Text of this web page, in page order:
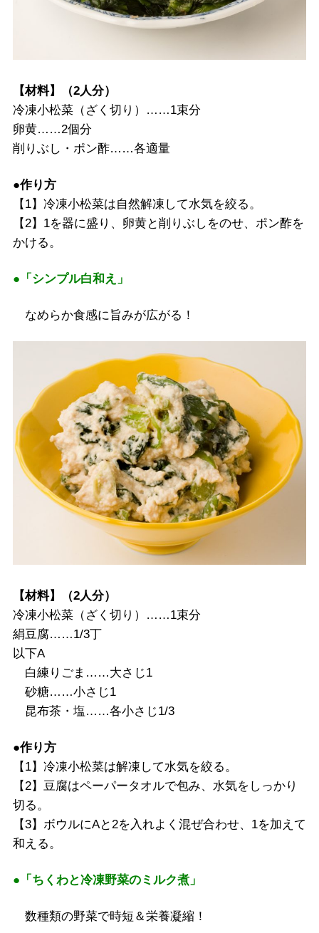
【材料】（2人分）
冷凍小松菜（ざく切り）……1束分
卵黄……2個分
削りぶし・ポン酢……各適量
●作り方
【1】冷凍小松菜は自然解凍して水気を絞る。
【2】1を器に盛り、卵黄と削りぶしをのせ、ポン酢を
かける。
●「シンプル白和え」
なめらか食感に旨みが広がる！
【材料】（2人分）
冷凍小松菜（ざく切り）……1束分
絹豆腐……1/3丁
以下A
白練りごま……大さじ1
砂糖……小さじ1
昆布茶・塩……各小さじ1/3
●作り方
【1】冷凍小松菜は解凍して水気を絞る。
【2】豆腐はペーパータオルで包み、水気をしっかり
切る。
【3】ボウルにAと2を入れよく混ぜ合わせ、1を加えて
和える。
●「ちくわと冷凍野菜のミルク煮」
数種類の野菜で時短＆栄養凝縮！